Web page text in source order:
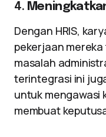
4.
Dengan HRIS,
pekerjaan
masalah
terintegrasi ini
untuk mengawasi
membuat